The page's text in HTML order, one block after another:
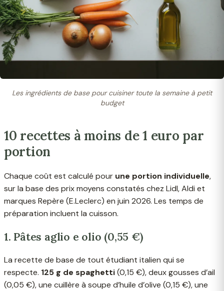
Les ingrédients de base pour cuisiner toute la semaine à petit
budget
10 recettes à moins de 1 euro par
portion
Chaque coût est calculé pour une portion individuelle,
sur la base des prix moyens constatés chez Lidl, Aldi et
marques Repère (E.Leclerc) en juin 2026. Les temps de
préparation incluent la cuisson.
1. Pâtes aglio e olio (0,55 €)
La recette de base de tout étudiant italien qui se
respecte. 125 g de spaghetti(0,15 €), deux gousses d’ail
(0,05 €), une cuillère à soupe d’huile d’olive (0,15 €), une